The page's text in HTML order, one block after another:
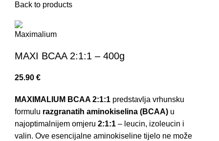
Back to products
MAXI BCAA 2:1:1 – 400g
25.90 €
MAXIMALIUM BCAA 2:1:1 predstavlja vrhunsku
formulu razgranatih aminokiselina (BCAA) u
najoptimalnijem omjeru 2:1:1 – leucin, izoleucin i
valin. Ove esencijalne aminokiseline tijelo ne može